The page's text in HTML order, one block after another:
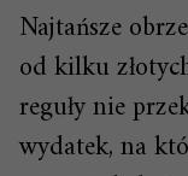
Najtańsze
od kilku
reguły nie
wydatek, na